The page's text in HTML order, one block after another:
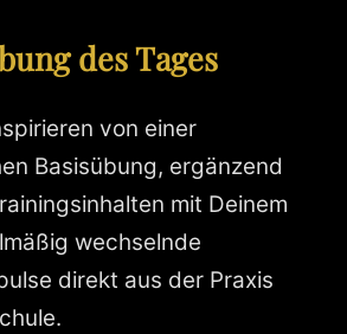
des Tages
von einer
Basisübung, ergänzend
mit Deinem
wechselnde
direkt aus der Praxis